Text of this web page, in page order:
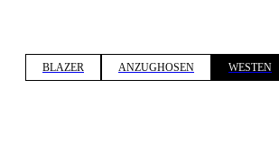
BLAZER ANZUGHOSEN WESTEN